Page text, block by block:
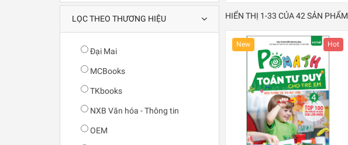
LỌC THEO THƯƠNG HIỆU
Đại Mai
MCBooks
TKbooks
NXB Văn hóa - Thông tin
OEM
HIỂN THỊ 1-33 CỦA 42 SẢN PHẨM
New Hot